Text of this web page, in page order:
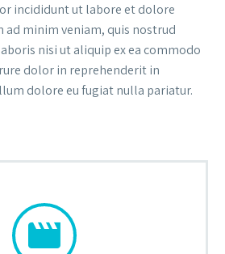
incididunt ut labore et dolore
ad minim veniam, quis nostrud
nisi ut aliquip ex ea commodo
dolor in reprehenderit in
dolore eu fugiat nulla pariatur.

